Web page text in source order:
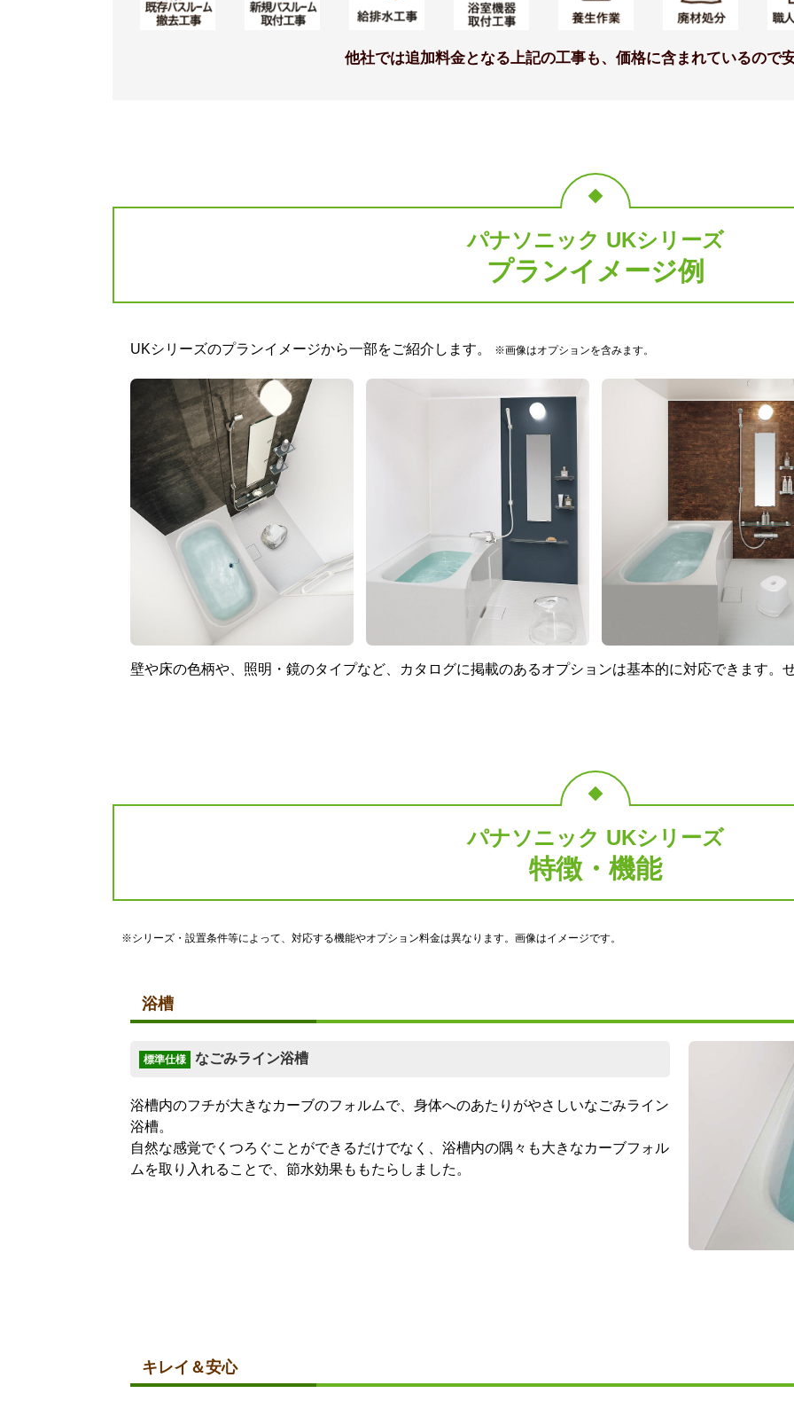
お客様のご要望に応じた機器のグレードアップも可能です！詳しくは
他社では追加料金となる上記の工事も、価格に含まれているので
パナソニック UKシリーズ
プランイメージ例
UKシリーズのプランイメージから一部をご紹介します。 ※画像はオプションを含みます。
壁や床の色柄や、照明・鏡のタイプなど、カタログに掲載のあるオプションは基本的に対応できます。
パナソニック UKシリーズ
特徴・機能
※シリーズ・設置条件等によって、対応する機能やオプション料金は異なります。画像はイメージです。
浴槽
標準仕様 なごみライン浴槽
浴槽内のフチが大きなカーブのフォルムで、身体へのあたりがやさしいなごみライン
浴槽。
自然な感覚でくつろぐことができるだけでなく、浴槽内の隅々も大きなカーブフォル
ムを取り入れることで、節水効果ももたらしました。
キレイ＆安心